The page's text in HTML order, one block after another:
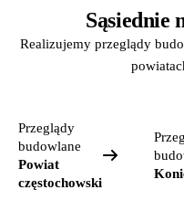
Sąsiednie
Realizujemy przeglądy
Przeglądy
budowlane
Powiat
częstochowski